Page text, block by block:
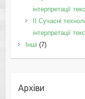
інтерпретації
II Cучасні
інтерпретації
Інші (7)
Архіви